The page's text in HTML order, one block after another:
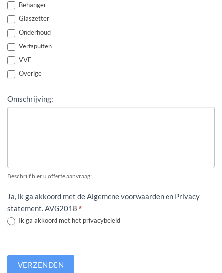
Behanger
Glaszetter
Onderhoud
Verfspuiten
VVE
Overige
Omschrijving:
Beschrijf hier u offerte aanvraag:
Ja, ik ga akkoord met de Algemene voorwaarden en Privacy
statement. AVG2018 *
Ik ga akkoord met het privacybeleid
VERZENDEN